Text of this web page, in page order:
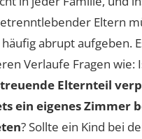
Eltern
abrupt aufgeben.
Verlaufe Fragen wie:
Elternteil
ein eigenes Zimmer
? Sollte ein Kind bei